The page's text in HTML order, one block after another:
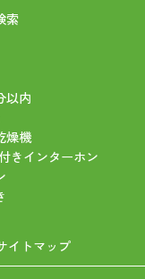
索
以内
燥機
きインターホン
イトマップ